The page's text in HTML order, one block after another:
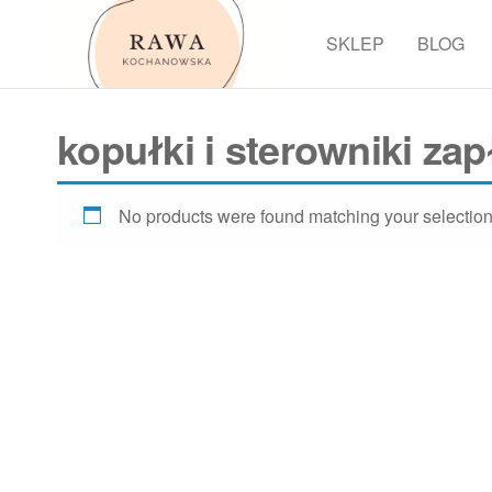
SKLEP BLOG
kopułki i sterowniki
No products were found matching your